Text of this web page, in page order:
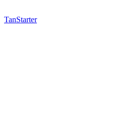
TanStarter